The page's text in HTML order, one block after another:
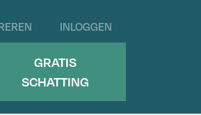
INLOGGEN
GRATIS
SCHATTING